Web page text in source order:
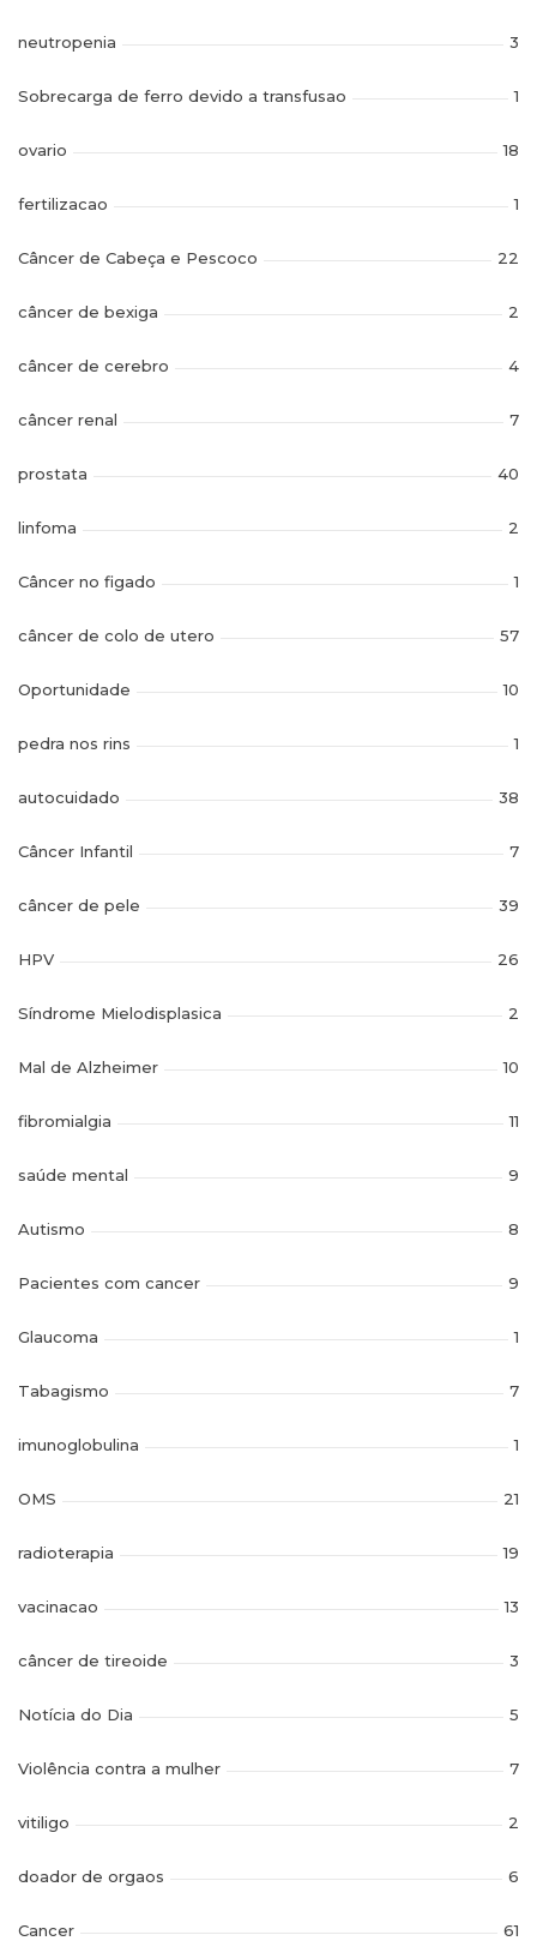
neutropenia 3
Sobrecarga de ferro devido a transfusao 1
ovario 18
fertilizacao 1
Câncer de Cabeça e Pescoco 22
câncer de bexiga 2
câncer de cerebro 4
câncer renal 7
prostata 40
linfoma 2
Câncer no figado 1
câncer de colo de utero 57
Oportunidade 10
pedra nos rins 1
autocuidado 38
Câncer Infantil 7
câncer de pele 39
HPV 26
Síndrome Mielodisplasica 2
Mal de Alzheimer 10
fibromialgia 11
saúde mental 9
Autismo 8
Pacientes com cancer 9
Glaucoma 1
Tabagismo 7
imunoglobulina 1
OMS 21
radioterapia 19
vacinacao 13
câncer de tireoide 3
Notícia do Dia 5
Violência contra a mulher 7
vitiligo 2
doador de orgaos 6
Cancer 61